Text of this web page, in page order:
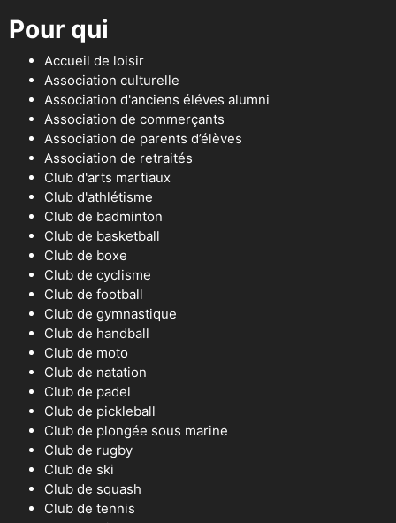
Pour qui
Accueil de loisir
Association culturelle
Association d'anciens éléves alumni
Association de commerçants
Association de parents d’élèves
Association de retraités
Club d'arts martiaux
Club d'athlétisme
Club de badminton
Club de basketball
Club de boxe
Club de cyclisme
Club de football
Club de gymnastique
Club de handball
Club de moto
Club de natation
Club de padel
Club de pickleball
Club de plongée sous marine
Club de rugby
Club de ski
Club de squash
Club de tennis